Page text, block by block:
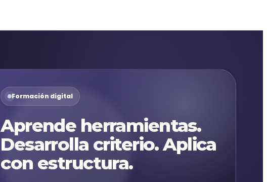
Formación digital
Aprende herramientas.
Desarrolla criterio. Aplica
con estructura.